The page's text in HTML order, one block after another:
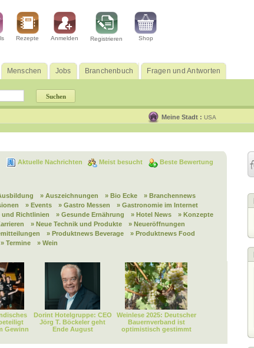
Rezepte Anmelden Registrieren Shop
Menschen Jobs Branchenbuch Fragen und Antworten
Meine Stadt : USA
Aktuelle Nachrichten Meist besucht Beste Bewertung
» Auszeichnungen » Bio Ecke
» Branchennews
» Events » Gastro Messen
» Gastronomie im Internet
und Richtlinien » Gesunde Ernährung » Hotel News
» Konzepte
» Neue Technik und Produkte
» Neueröffnungen
» Produktnews Beverage
» Produktnews Food
» Termine » Wein
Gewinn
Dorint Hotelgruppe: CEO
Jörg T. Böckeler geht
Ende August
Weinlese 2025: Deutscher
Bauernverband ist
optimistisch gestimmt